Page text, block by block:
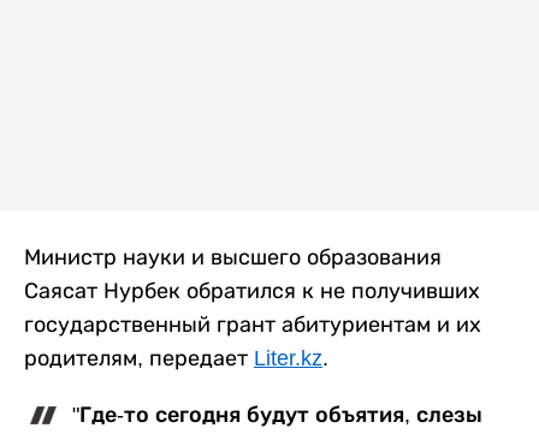
Министр науки и высшего образования
Саясат Нурбек обратился к не получивших
государственный грант абитуриентам и их
родителям, передает Liter.kz.
"Где-то сегодня будут объятия, слезы